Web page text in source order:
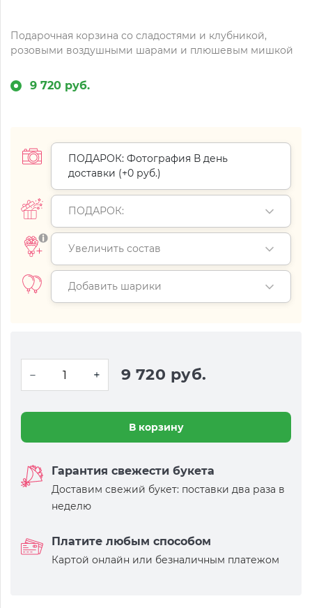
Подарочная корзина со сладостями и клубникой,
розовыми воздушными шарами и плюшевым мишкой
9 720 руб.
ПОДАРОК: Фотография В день
доставки (+0 руб.)
ПОДАРОК:
Увеличить состав
Добавить шарики
9 720 руб.
В корзину
Гарантия свежести букета
Доставим свежий букет: поставки два раза в
неделю
Платите любым способом
Картой онлайн или безналичным платежом